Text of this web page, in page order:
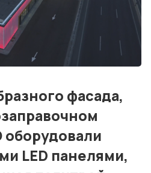
События
АЗС мира
Мнения
Видео
материалов
фасада,
оборудовали
LED панелями,